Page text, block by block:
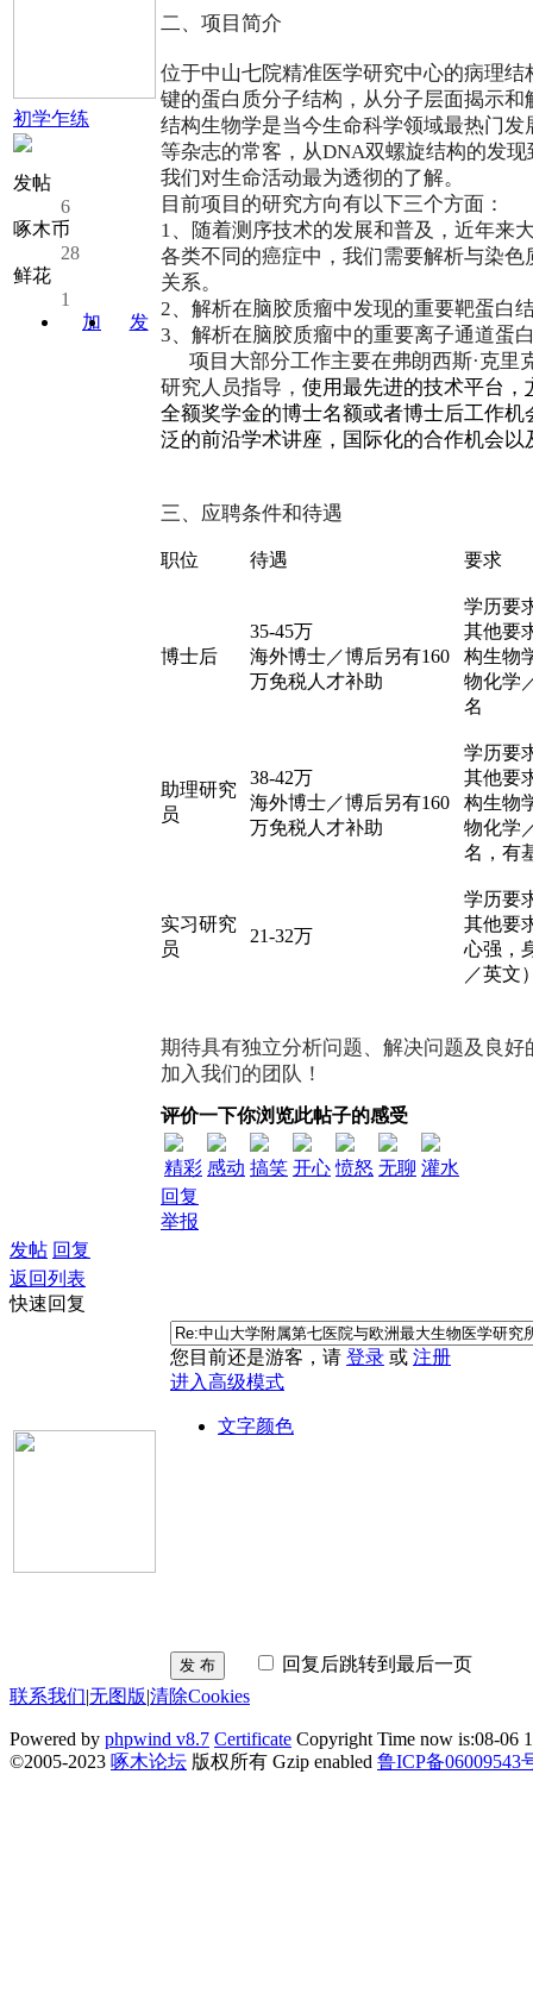
初学乍练
发帖
6
啄木币
28
鲜花
1
加
发
二、项目简介
位于中山七院精准医学研究中心的病理
键的蛋白质分子结构，从分子层面揭示
结构生物学是当今生命科学领域最热门
等杂志的常客，从DNA双螺旋结构的发
我们对生命活动最为透彻的了解。
目前项目的研究方向有以下三个方面：
1、随着测序技术的发展和普及，近年来
各类不同的癌症中，我们需要解析与染
关系。
2、解析在脑胶质瘤中发现的重要靶蛋白
3、解析在脑胶质瘤中的重要离子通道蛋
项目大部分工作主要在弗朗西斯·克
研究人员指导， 使用最先进的技术平台，
全额奖学金的博士名额或者博士后工作
泛的前沿学术讲座，国际化的合作机会
三、应聘条件和待遇
职位 待遇 要求
博士后
35-45万
海外博士／博后另有160
万免税人才补助
学历要
其他要
构生物
物化学
名
助理研究
员
38-42万
海外博士／博后另有160
万免税人才补助
学历要
其他要
构生物
物化学
名，有
实习研究
员
21-32万
学历要
其他要
心强，
／英文
期待具有独立分析问题、解决问题及良
加入我们的团队！
评价一下你浏览此帖子的感受
精彩 感动 搞笑 开心 愤怒 无聊 灌水
回复
举报
发帖 回复
返回列表
快速回复
您目前还是游客，请 登录 或 注册
进入高级模式
文字颜色
发 布
回复后跳转到最后一页
联系我们|无图版|清除Cookies
Powered by phpwind v8.7 Certificate Copyright Time now is:08-06
©2005-2023 啄木论坛 版权所有 Gzip enabled 鲁ICP备06009543